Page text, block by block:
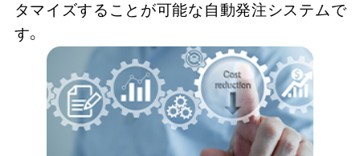
タマイズすることが可能な自動発注システムで
す。